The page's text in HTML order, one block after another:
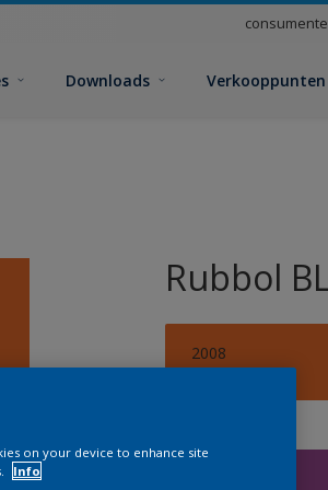
Downloads Verkooppunten
Rubbol
2008
on your device to enhance site
Info